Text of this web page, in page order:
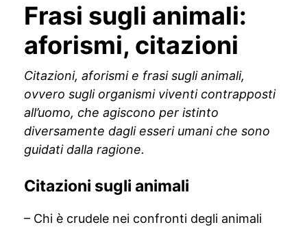
Frasi sugli animali:
aforismi, citazioni
Citazioni, aforismi e frasi sugli animali,
ovvero sugli organismi viventi contrapposti
all’uomo, che agiscono per istinto
diversamente dagli esseri umani che sono
guidati dalla ragione.
Citazioni sugli animali
– Chi è crudele nei confronti degli animali